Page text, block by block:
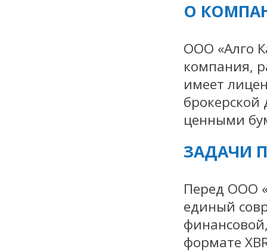
О
ООО «Алго
компания,
имеет
брокерской
ценными
ЗАДАЧИ
Перед ООО
единый
формате